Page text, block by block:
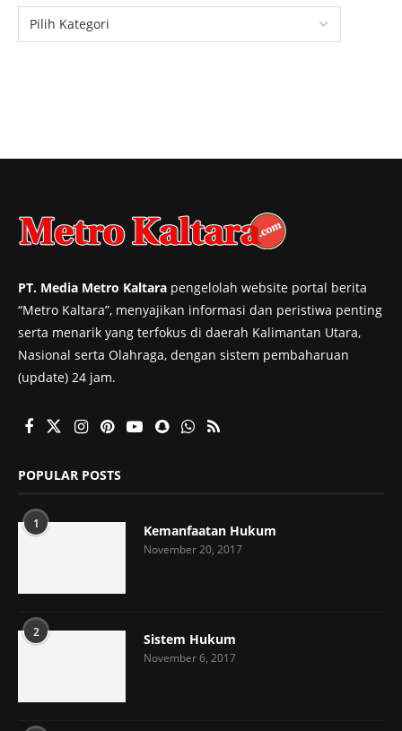
PT. Media Metro Kaltara pengelolah website portal berita
“Metro Kaltara”, menyajikan informasi dan peristiwa penting
serta menarik yang terfokus di daerah Kalimantan Utara,
Nasional serta Olahraga, dengan sistem pembaharuan
(update) 24 jam.
POPULAR POSTS
1 Kemanfaatan Hukum
November 20, 2017
2 Sistem Hukum
November 6, 2017